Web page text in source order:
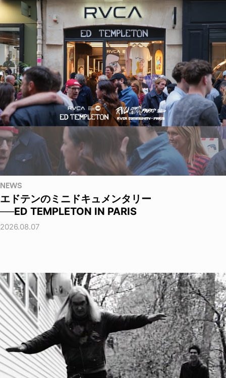
NEWS
エドテンのミニドキュメンタリー
──ED TEMPLETON IN PARIS
2026.08.07